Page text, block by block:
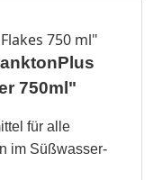
750 ml"
750ml"
für alle
im Süßwasser-